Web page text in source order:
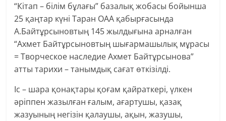
“Кітап – білім бұлағы” базалық жобасы бойынша
25 қаңтар күні Таран ОАА қабырғасында
А.Байтұрсыновтың 145 жылдығына арналған
“Ахмет Байтұрсыновтың шығармашылық мұрасы
= Творческое наследие Ахмет Байтұрсынова”
атты тарихи – танымдық сағат өткізілді.
Іс – шара қонақтары қоғам қайраткері, үлкен
әріппен жазылған ғалым, ағартушы, қазақ
жазуының негізін қалаушы, ақын, жазушы,